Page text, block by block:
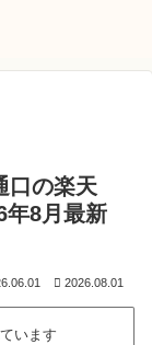
口の楽天
年8月最新
2026.08.01
います